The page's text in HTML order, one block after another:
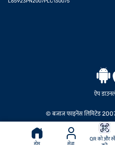
QR को और
ऐप
© बजाज फाइनेंस लिमिटेड